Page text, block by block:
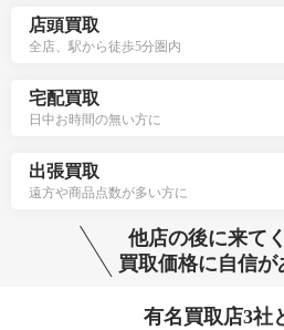
店頭買取
全店、駅から徒歩5分圏内
宅配買取
日中お時間の無い方に
出張買取
遠方や商品点数が多い方に
他店の後に来て
買取価格に自信が
有名買取店3社